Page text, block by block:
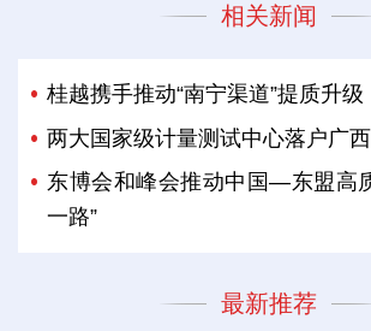
相关新闻
桂越携手推动“南宁渠道”提质升级
两大国家级计量测试中心落户广西
东博会和峰会推动中国—东盟高
一路”
最新推荐